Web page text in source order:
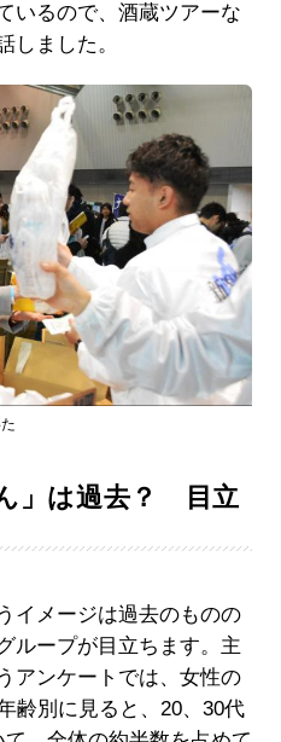
いるので、酒蔵ツアーな
しました。
」は過去？ 目立
イメージは過去のものの
ループが目立ちます。主
アンケートでは、女性の
齢別に見ると、20、30代